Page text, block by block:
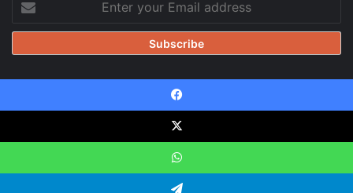
your
Email
© Copyright 2026, All Rights Reserved |
Design & Developed
by Tanmayisoft
Blog
Contact Us
Facebook
X
WhatsApp